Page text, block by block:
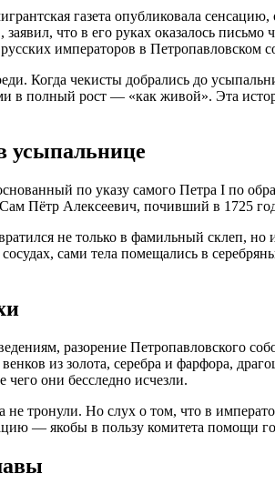
газета опубликовала
что в его руках оказалось
императоров в Петропавловском
Когда чекисты добрались до
в полный рост — «как живой». Эта
усыпальнице
по указу самого Петра I по
Пётр Алексеевич, почивший в 1725
не только в фамильный склеп,
сами тела помещались в
разорение Петропавловского
из золота, серебра и фарфора,
они бесследно исчезли.
тронули. Но слух о том, что в
— якобы в пользу комитета помощи